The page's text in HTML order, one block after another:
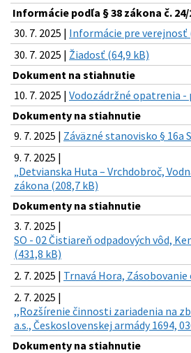
Informácie podľa § 38 zákona č. 24/
30. 7. 2025 | Informácie pre verejnosť
30. 7. 2025 | Žiadosť (64,9 kB)
Dokument na stiahnutie
10. 7. 2025 | Vodozádržné opatrenia -
Dokumenty na stiahnutie
9. 7. 2025 | Záväzné stanovisko § 16a
9. 7. 2025 |
„Detvianska Huta – Vrchdobroč,
zákona (208,7 kB)
Dokumenty na stiahnutie
3. 7. 2025 |
SO - 02 Čistiareň odpadových vôd,
(431,8 kB)
2. 7. 2025 | Trnavá Hora, Zásobovanie
2. 7. 2025 |
,,Rozšírenie činnosti zariadenia na
a.s., Československej armády 1694,
Dokumenty na stiahnutie